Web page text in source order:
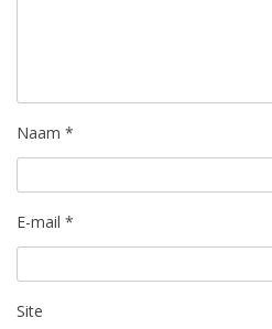
Naam *
E-mail *
Site